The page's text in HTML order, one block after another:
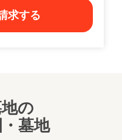
求する
の
墓地